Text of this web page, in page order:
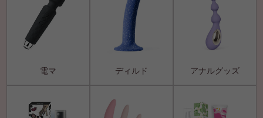
電マ ディルド アナルグッズ